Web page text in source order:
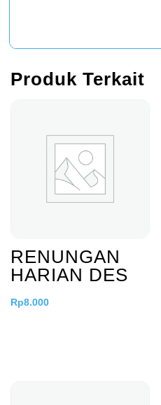
Produk Terkait
RENUNGAN
HARIAN DES
Rp8.000